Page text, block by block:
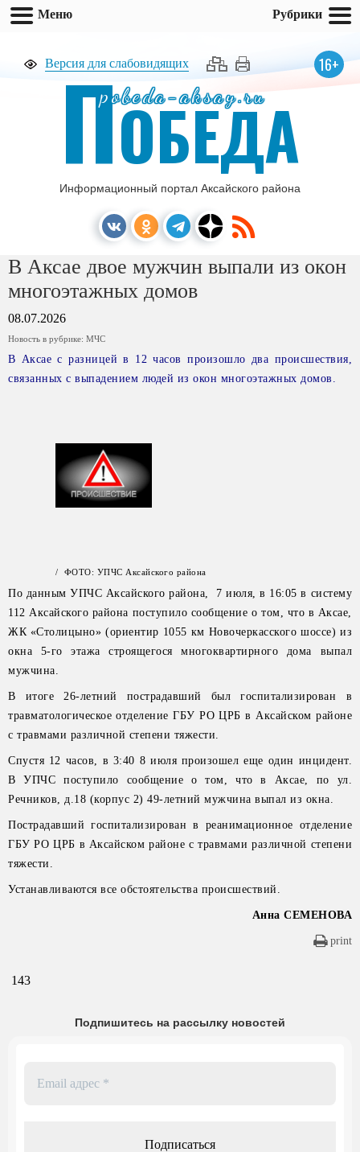
Версия для слабовидящих 16+
pobeda-aksay.ru
ПОБЕДА
Информационный портал Аксайского района
В Аксае двое мужчин выпали из окон
многоэтажных домов
08.07.2026
Новость в рубрике: МЧС
В Аксае с разницей в 12 часов произошло два происшествия,
связанных с выпадением людей из окон многоэтажных домов.
/ ФОТО: УПЧС Аксайского района
По данным УПЧС Аксайского района, 7 июля, в 16:05 в систему
112 Аксайского района поступило сообщение о том, что в Аксае,
ЖК «Столицыно» (ориентир 1055 км Новочеркасского шоссе) из
окна 5-го этажа строящегося многоквартирного дома выпал
мужчина.
В итоге 26-летний пострадавший был госпитализирован в
травматологическое отделение ГБУ РО ЦРБ в Аксайском районе
с травмами различной степени тяжести.
Спустя 12 часов, в 3:40 8 июля произошел еще один инцидент.
В УПЧС поступило сообщение о том, что в Аксае, по ул.
Речников, д.18 (корпус 2) 49-летний мужчина выпал из окна.
Пострадавший госпитализирован в реанимационное отделение
ГБУ РО ЦРБ в Аксайском районе с травмами различной степени
тяжести.
Устанавливаются все обстоятельства происшествий.
Анна СЕМЕНОВА
print
143
Подпишитесь на рассылку новостей
Меню Рубрики